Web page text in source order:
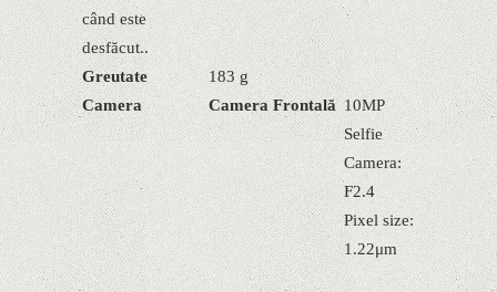
când este
desfăcut..
Greutate
183 g
Camera
Camera Frontală 10MP
Selfie
Camera:
F2.4
Pixel size:
1.22μm